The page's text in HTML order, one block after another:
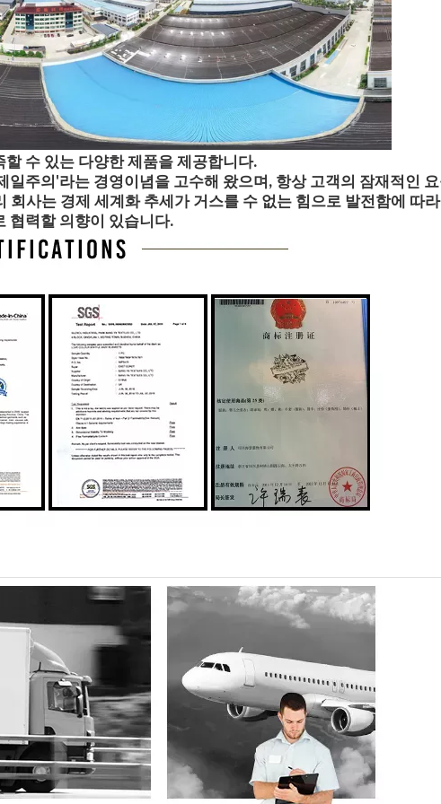
수 있는 다양한 제품을 제공합니다.
일주의'라는 경영이념을 고수해 왔으며, 항상 고객의 잠재적인
회사는 경제 세계화 추세가 거스를 수 없는 힘으로 발전함에 따
협력할 의향이 있습니다.